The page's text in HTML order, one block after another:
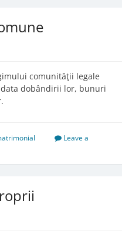
comunităţii legale
dobândirii lor, bunuri
Leave a